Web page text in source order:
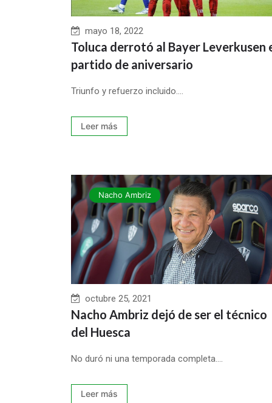
mayo 18, 2022
Toluca derrotó al Bayer Leverkusen
partido de aniversario
Triunfo y refuerzo incluido....
Leer más
Nacho Ambriz
octubre 25, 2021
Nacho Ambriz dejó de ser el técnico
del Huesca
No duró ni una temporada completa....
Leer más